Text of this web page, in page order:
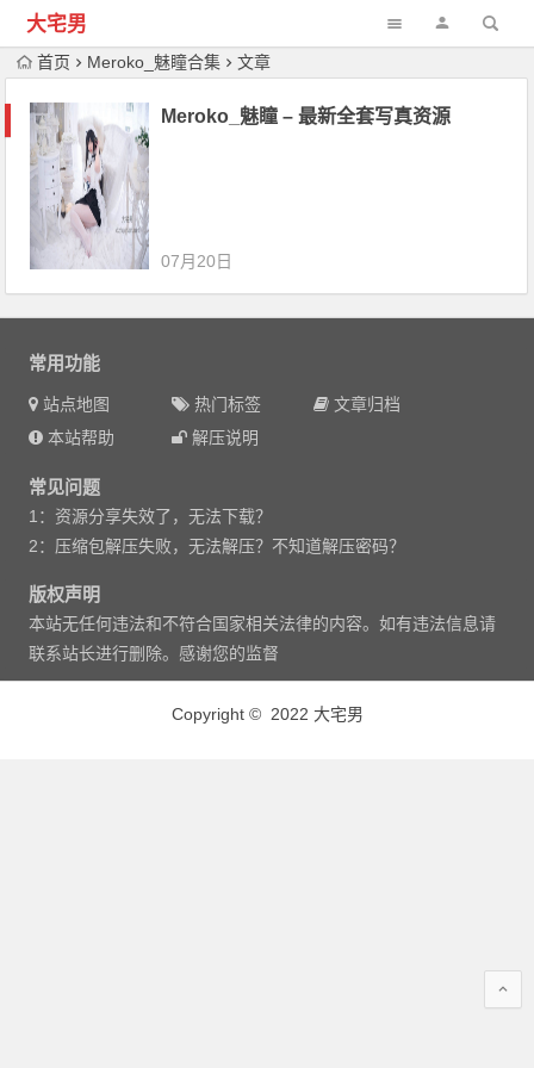
大宅男
首页 Meroko_魅瞳合集 文章
Meroko_魅瞳 – 最新全套写真资源
07月20日
常用功能
站点地图 热门标签
文章归档
本站帮助
解压说明
常见问题
1：资源分享失效了，无法下载？
2：压缩包解压失败，无法解压？不知道解压密码？
版权声明
本站无任何违法和不符合国家相关法律的内容。如有违法信息请
联系站长进行删除。感谢您的监督
Copyright © 2022 大宅男